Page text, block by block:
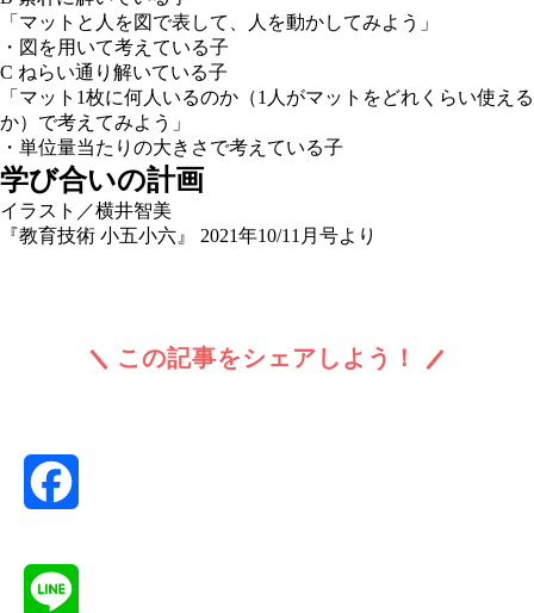
「マットと人を図で表して、人を動かしてみよう」
・図を用いて考えている子
C ねらい通り解いている子
「マット1枚に何人いるのか（1人がマットをどれくらい使える
か）で考えてみよう」
・単位量当たりの大きさで考えている子
学び合いの計画
イラスト／横井智美
『教育技術 小五小六』 2021年10/11月号より
この記事をシェアしよう！